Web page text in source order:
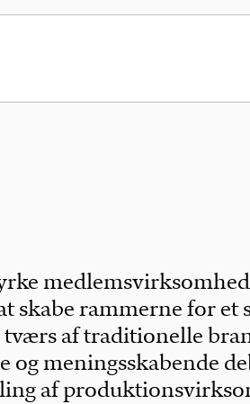
skabe rammerne for
af traditionelle
og meningsskabende
af